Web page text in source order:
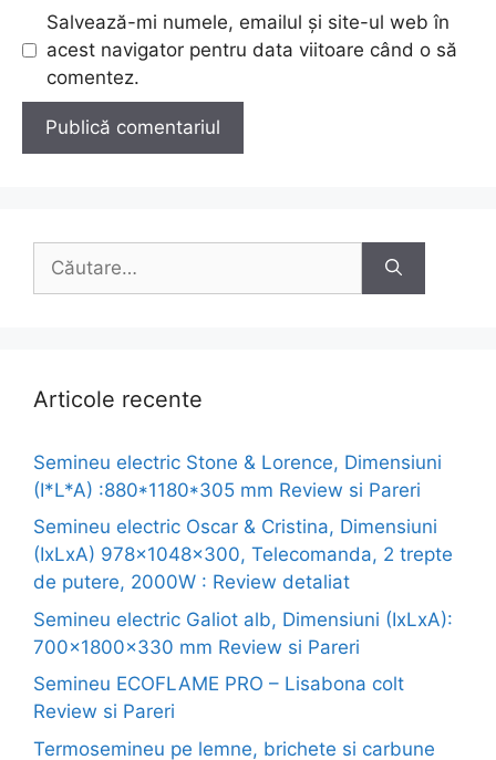
Salvează-mi numele, emailul și site-ul web în
acest navigator pentru data viitoare când o să
comentez.
după:
Articole recente
Semineu electric Stone & Lorence, Dimensiuni
(I*L*A) :880*1180*305 mm Review si Pareri
Semineu electric Oscar & Cristina, Dimensiuni
(IxLxA) 978x1048x300, Telecomanda, 2 trepte
de putere, 2000W : Review detaliat
Semineu electric Galiot alb, Dimensiuni (IxLxA):
700x1800x330 mm Review si Pareri
Semineu ECOFLAME PRO – Lisabona colt
Review si Pareri
Termosemineu pe lemne, brichete si carbune